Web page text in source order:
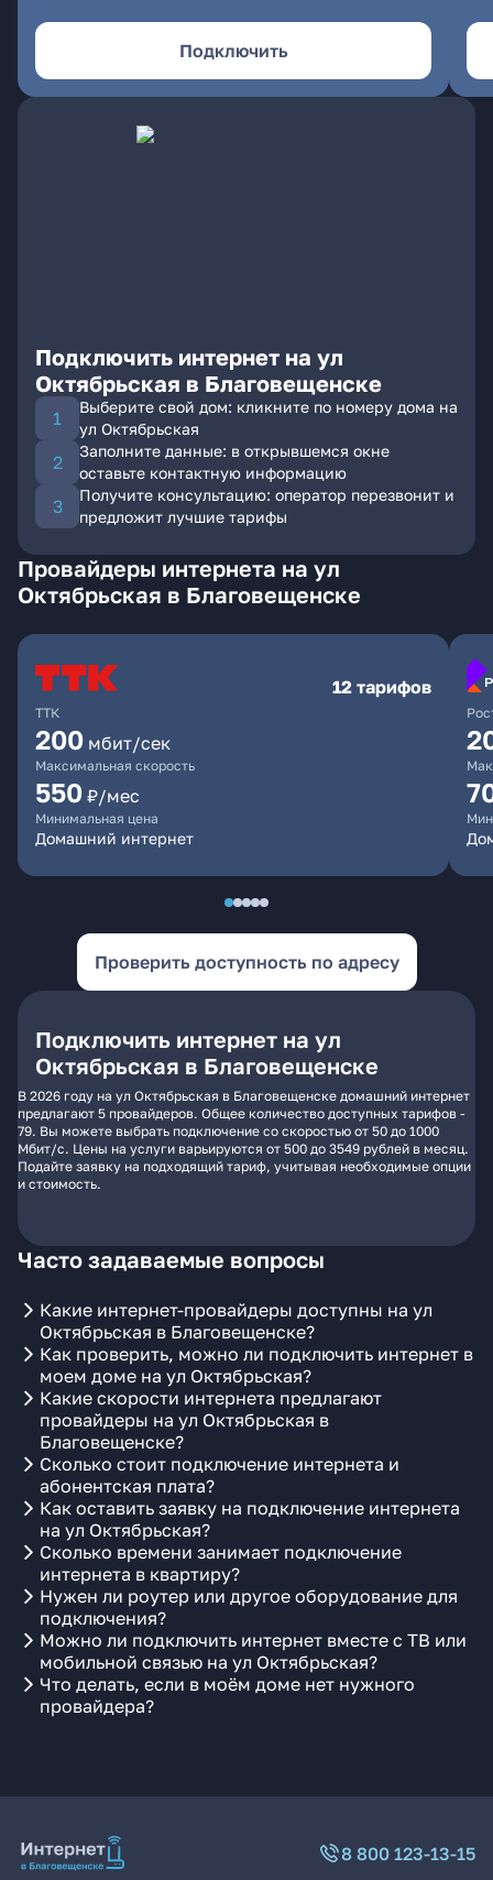
Подключить
Подключить интернет на ул
Октябрьская в Благовещенске
Выберите свой дом: кликните по номеру дома на
ул Октябрьская
Заполните данные: в открывшемся окне
оставьте контактную информацию
Получите консультацию: оператор перезвонит и
предложит лучшие тарифы
Провайдеры интернета на ул
Октябрьская в Благовещенске
ТТК
12 тарифов
200 мбит/сек
Максимальная скорость
550 ₽/мес
Минимальная цена
Домашний интернет
Проверить доступность по адресу
Подключить интернет на ул
Октябрьская в Благовещенске
В 2026 году на ул Октябрьская в Благовещенске домашний интернет
предлагают 5 провайдеров. Общее количество доступных тарифов -
79. Вы можете выбрать подключение со скоростью от 50 до 1000
Мбит/с. Цены на услуги варьируются от 500 до 3549 рублей в месяц.
Подайте заявку на подходящий тариф, учитывая необходимые опции
и стоимость.
Часто задаваемые вопросы
Какие интернет-провайдеры доступны на ул
Октябрьская в Благовещенске?
Как проверить, можно ли подключить интернет в
моем доме на ул Октябрьская?
Какие скорости интернета предлагают
провайдеры на ул Октябрьская в
Благовещенске?
Сколько стоит подключение интернета и
абонентская плата?
Как оставить заявку на подключение интернета
на ул Октябрьская?
Сколько времени занимает подключение
интернета в квартиру?
Нужен ли роутер или другое оборудование для
подключения?
Можно ли подключить интернет вместе с ТВ или
мобильной связью на ул Октябрьская?
Что делать, если в моём доме нет нужного
провайдера?
8 800 123-13-15